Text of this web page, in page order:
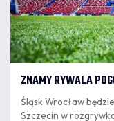
ZNAMY RYWALA
Śląsk Wrocław
Szczecin w